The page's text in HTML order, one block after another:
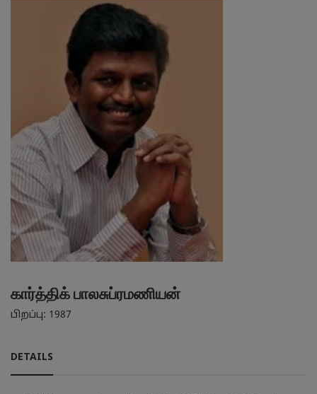
கார்த்திக் பாலசுப்ரமணியன்
பிறப்பு: 1987
DETAILS